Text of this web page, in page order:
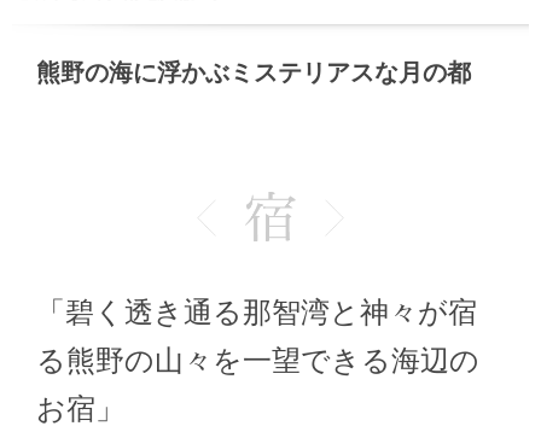
熊野の海に浮かぶミステリアスな月の都
「碧く透き通る那智湾と神々が宿
る熊野の山々を一望できる海辺の
お宿」